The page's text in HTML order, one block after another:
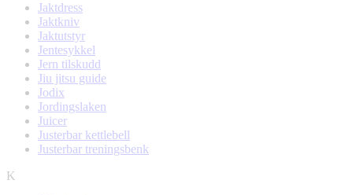
Jaktdress
Jaktkniv
Jaktutstyr
Jentesykkel
Jern tilskudd
Jiu jitsu guide
Jodix
Jordingslaken
Juicer
Justerbar kettlebell
Justerbar treningsbenk
K